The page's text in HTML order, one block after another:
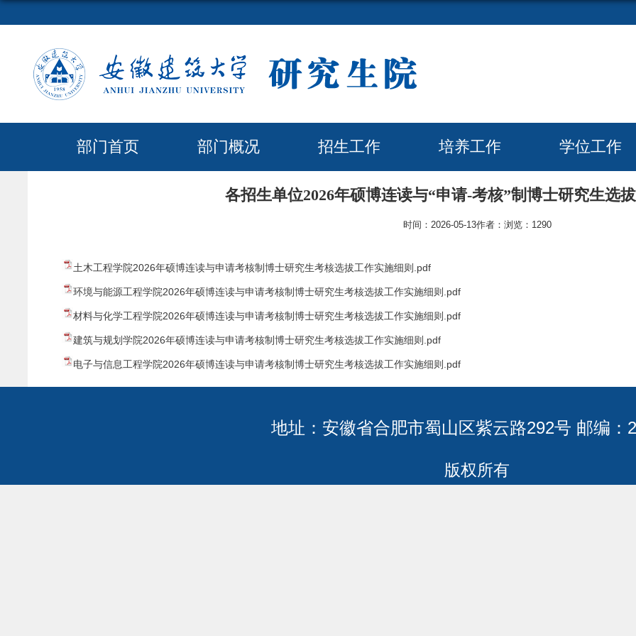
部门首页 部门概况 招生工作 培养工作 学位工作
各招生单位2026年硕博连读与“申请-考核”制博士研究生选
时间：2026-05-13作者： 浏览： 1290
土木工程学院2026年硕博连读与申请考核制博士研究生考核选拔工作实施细则.pdf
环境与能源工程学院2026年硕博连读与申请考核制博士研究生考核选拔工作实施细则.pdf
材料与化学工程学院2026年硕博连读与申请考核制博士研究生考核选拔工作实施细则.pdf
建筑与规划学院2026年硕博连读与申请考核制博士研究生考核选拔工作实施细则.pdf
电子与信息工程学院2026年硕博连读与申请考核制博士研究生考核选拔工作实施细则.pdf
地址：安徽省合肥市蜀山区紫云路292号 邮编：
版权所有